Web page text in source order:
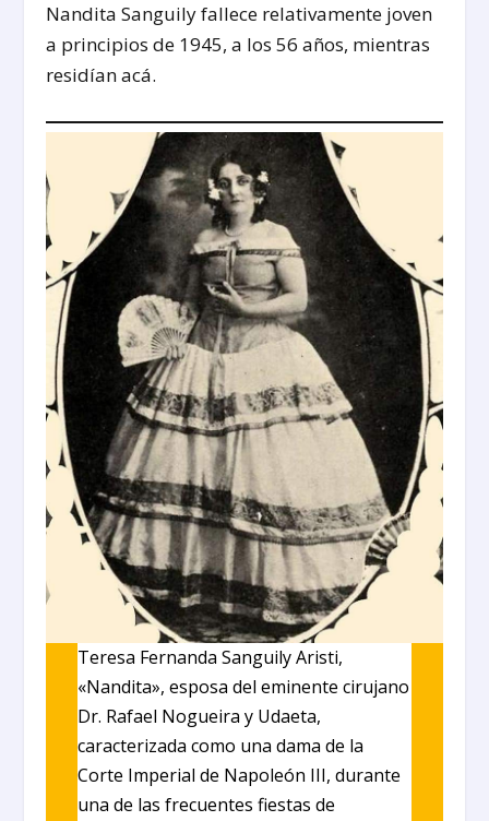
Nandita Sanguily fallece relativamente joven
a principios de 1945, a los 56 años, mientras
residían acá.
Teresa Fernanda Sanguily Aristi,
«Nandita», esposa del eminente cirujano
Dr. Rafael Nogueira y Udaeta,
caracterizada como una dama de la
Corte Imperial de Napoleón III, durante
una de las frecuentes fiestas de